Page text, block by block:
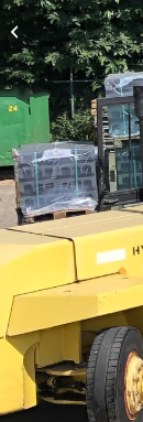
NS-P 80 gsv (250)